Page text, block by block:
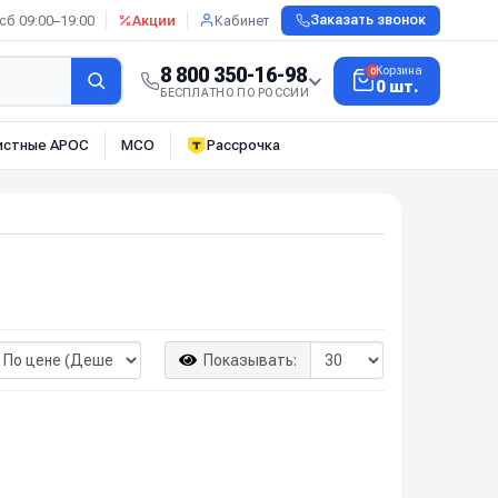
09:00–19:00 Акции Кабинет Заказать звонок
8 800 350-16-98
БЕСПЛАТНО ПО РОССИИ
0Корзина
0 шт.
АРОС МСО Рассрочка
Показывать: